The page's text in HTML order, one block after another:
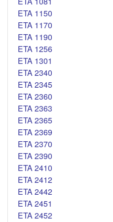
ETA 1150
ETA 1170
ETA 1190
ETA 1256
ETA 1301
ETA 2340
ETA 2345
ETA 2360
ETA 2363
ETA 2365
ETA 2369
ETA 2370
ETA 2390
ETA 2410
ETA 2412
ETA 2442
ETA 2451
ETA 2452